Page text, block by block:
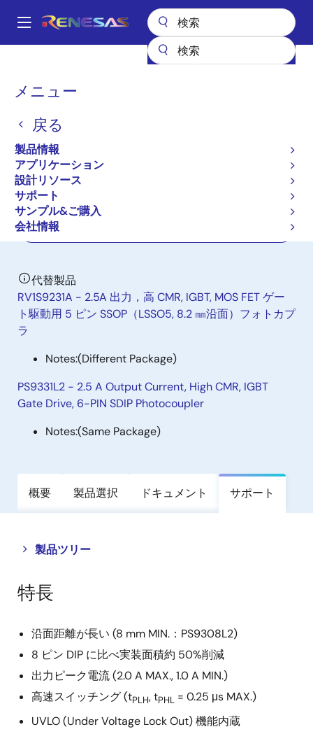
ン
Main
メニュー
戻る
製品情報
アプリケーション
設計リソース
サポート
サンプル&ご購入
会社情報
パ
く
ず
フォトカプラ（オプトカプラ）
PS9308L2
新規採用非推奨品
IGBT Drive
代替製品
RV1S9231A - 2.5A 出力，高 CMR, IGBT, MOS FET ゲー
ト駆動用 5 ピン SSOP（LSSO5, 8.2 ㎜沿面）フォトカプ
ラ
Notes:(Different Package)
PS9331L2 - 2.5 A Output Current, High CMR, IGBT
Gate Drive, 6-PIN SDIP Photocoupler
Notes:(Same Package)
概要 製品選択 ドキュメント サポート
製品ツリー
Close
tree
menu
Open
tree
menu
特長
沿面距離が長い (8 mm MIN.：PS9308L2)
8 ピン DIP に比べ実装面積約 50%削減
出力ピーク電流 (2.0 A MAX., 1.0 A MIN.)
高速スイッチング (tPLH, tPHL = 0.25 μs MAX.)
UVLO (Under Voltage Lock Out) 機能内蔵